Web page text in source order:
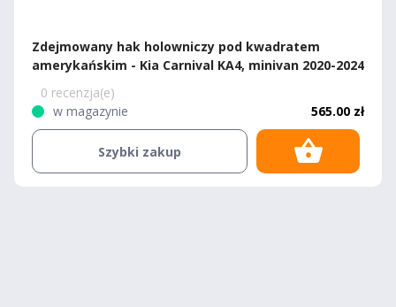
Zdejmowany hak holowniczy pod kwadratem
amerykańskim - Kia Carnival KA4, minivan 2020-2024
0 recenzja(e)
w magazynie
565.00 zł
Szybki zakup